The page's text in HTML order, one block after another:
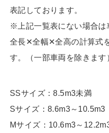
表記しております。
※上記一覧表にない場合は
全長✕全幅✕全高の計算式
す。（一部車両を除きます
SSサイズ：8.5m3未満
Sサイズ：8.6m3～10.5m3
Mサイズ：10.6m3～